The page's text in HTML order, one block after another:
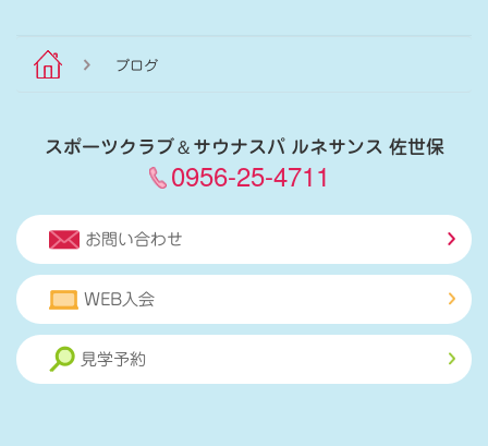
ブログ
スポーツクラブ＆サウナスパ ルネサンス 佐世保
0956-25-4711
お問い合わせ
WEB入会
見学予約